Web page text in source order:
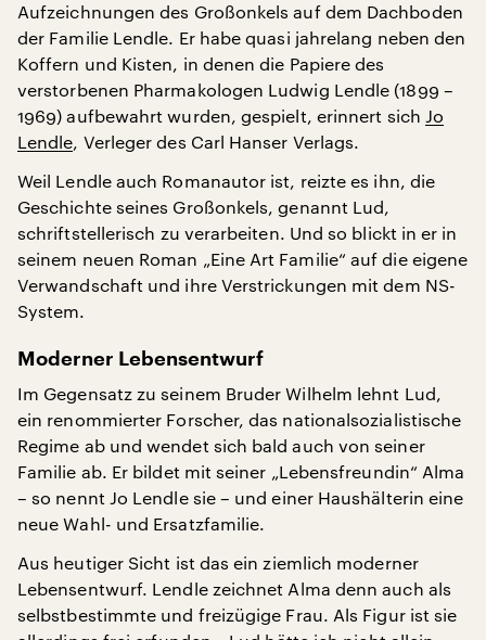
Aufzeichnungen des Großonkels auf dem Dachboden
der Familie Lendle. Er habe quasi jahrelang neben den
Koffern und Kisten, in denen die Papiere des
verstorbenen Pharmakologen Ludwig Lendle (1899 –
1969) aufbewahrt wurden, gespielt, erinnert sich Jo
Lendle, Verleger des Carl Hanser Verlags.
Weil Lendle auch Romanautor ist, reizte es ihn, die
Geschichte seines Großonkels, genannt Lud,
schriftstellerisch zu verarbeiten. Und so blickt in er in
seinem neuen Roman „Eine Art Familie“ auf die eigene
Verwandschaft und ihre Verstrickungen mit dem NS-
System.
Moderner Lebensentwurf
Im Gegensatz zu seinem Bruder Wilhelm lehnt Lud,
ein renommierter Forscher, das nationalsozialistische
Regime ab und wendet sich bald auch von seiner
Familie ab. Er bildet mit seiner „Lebensfreundin“ Alma
– so nennt Jo Lendle sie – und einer Haushälterin eine
neue Wahl- und Ersatzfamilie.
Aus heutiger Sicht ist das ein ziemlich moderner
Lebensentwurf. Lendle zeichnet Alma denn auch als
selbstbestimmte und freizügige Frau. Als Figur ist sie